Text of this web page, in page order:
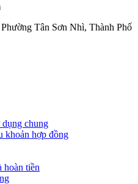
Tân Sơn Nhì, Thành Phố
chung
khoản hợp đồng
hoàn tiền